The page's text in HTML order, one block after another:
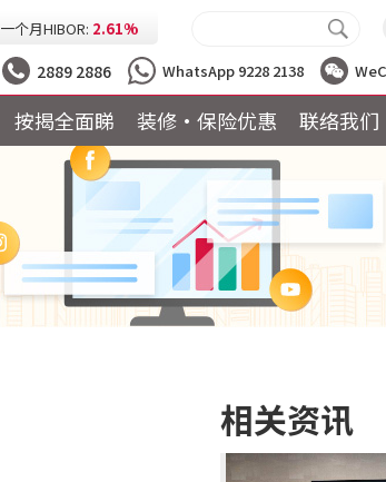
一个月HIBOR: 2.61%
今日最低H按: 3.25%
2889 2886 WhatsApp 9228 2138
按揭全面睇 装修·保险优惠 联络我们
相关资讯